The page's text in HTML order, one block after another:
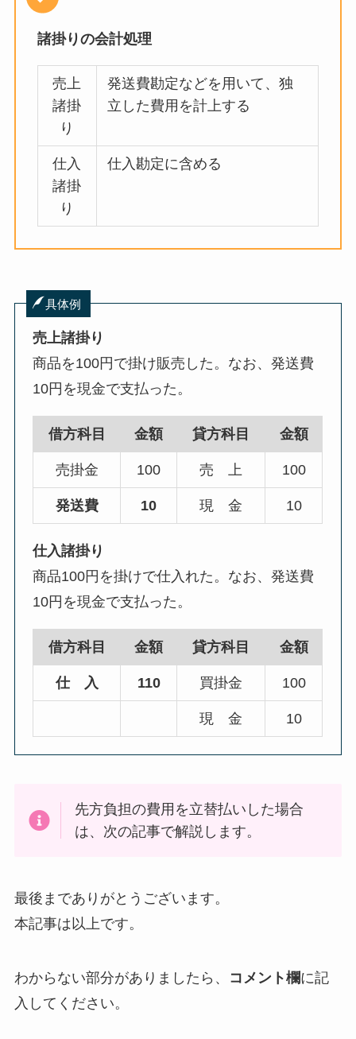
諸掛りの会計処理
売上
諸掛
り
発送費勘定などを用いて、独
立した費用を計上する
仕入
諸掛
り
仕入勘定に含める
具体例
売上諸掛り
商品を100円で掛け販売した。なお、発送費
10円を現金で支払った。
借方科目 金額 貸方科目 金額
売掛金 100 売 上 100
発送費 10 現 金 10
仕入諸掛り
商品100円を掛けで仕入れた。なお、発送費
10円を現金で支払った。
借方科目 金額 貸方科目 金額
仕 入 110 買掛金 100
現 金 10
先方負担の費用を立替払いした場合
は、次の記事で解説します。
最後までありがとうございます。
本記事は以上です。
わからない部分がありましたら、 コメント欄に記
入してください。